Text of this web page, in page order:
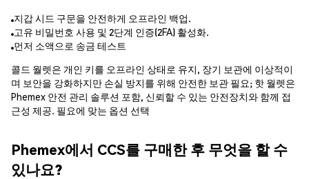
지갑 시드 구문을 안전하게 오프라인 백업.
고유 비밀번호 사용 및 2단계 인증(2FA) 활성화.
먼저 소액으로 송금 테스트
콜드 월렛은 개인 키를 오프라인 상태로 유지, 장기 보관에 이상적이
며 보안을 강화하지만 손실 방지를 위해 안전한 보관 필요; 핫 월렛은
Phemex 안전 관리 솔루션 포함, 신뢰할 수 있는 안전장치와 함께 접
근성 제공. 필요에 맞는 옵션 선택
Phemex에서 CCS를 구매한 후 무엇을 할 수
있나요?